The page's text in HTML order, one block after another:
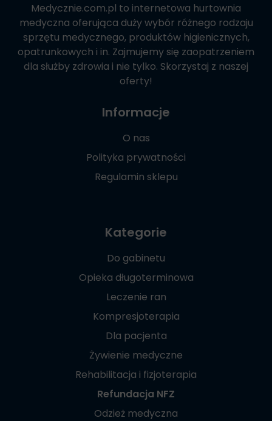
Medycznie.com.pl to internetowa hurtownia
medyczna oferująca duży wybór różnego rodzaju
sprzętu medycznego, produktów higienicznych,
opatrunkowych i in. Zajmujemy się zaopatrzeniem
dla służby zdrowia i nie tylko. Skorzystaj z naszej
oferty!
Informacje
O nas
Polityka prywatności
Regulamin sklepu
Kategorie
Do gabinetu
Opieka długoterminowa
Leczenie ran
Kompresjoterapia
Dla pacjenta
Żywienie medyczne
Rehabilitacja i fizjoterapia
Refundacja NFZ
Odzież medyczna